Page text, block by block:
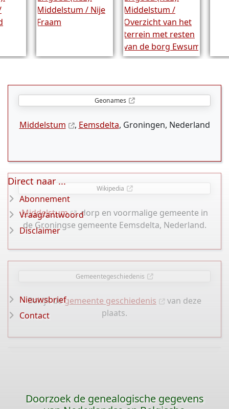
Geonames
Middelstum , Eemsdelta, Groningen, Nederland
Wikipedia
Middelstum
, dorp en voormalige gemeente in
de Groningse gemeente Eemsdelta, Nederland.
Gemeentegeschiedenis
Bekijk degemeente geschiedenis
van deze
plaats.
Direct naar ...
Abonnement
Vraag/antwoord
Disclaimer
Nieuwsbrief
Contact
Doorzoek de genealogische gegevens